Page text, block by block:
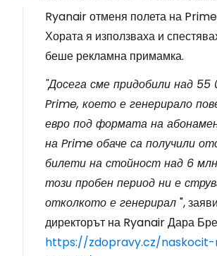
Ryanair отменя полета на
Хората я използваха и
беше рекламна примамка.
"Досега сме придобили над 55
Prime, което е генерирало
евро под формата на
на Prime обаче са получили
билети на стойност над 6
този пробен период ни е
отколкото е генерирал ",
директорът на Ryanair Дара
https://zdopravy.cz/naskocit-